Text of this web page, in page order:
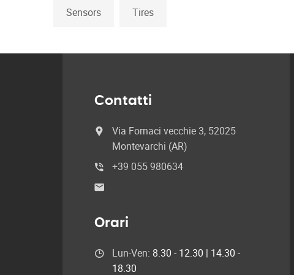
Sensors Tires
Contatti
Via Fornaci vecchie 3, 52025
Montevarchi (AR)
+39 055 980634
Orari
Lun-Ven: 8.30 - 12.30 | 14.30 -
18.30